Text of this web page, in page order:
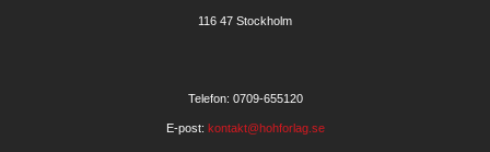
116 47 Stockholm
Telefon: 0709-655120
E-post: kontakt@hohforlag.se